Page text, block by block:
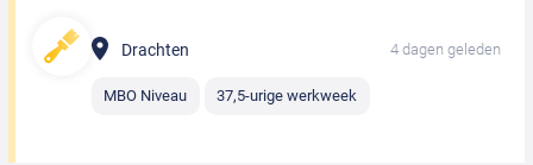
Drachten 4 dagen geleden
MBO Niveau 37,5-urige werkweek